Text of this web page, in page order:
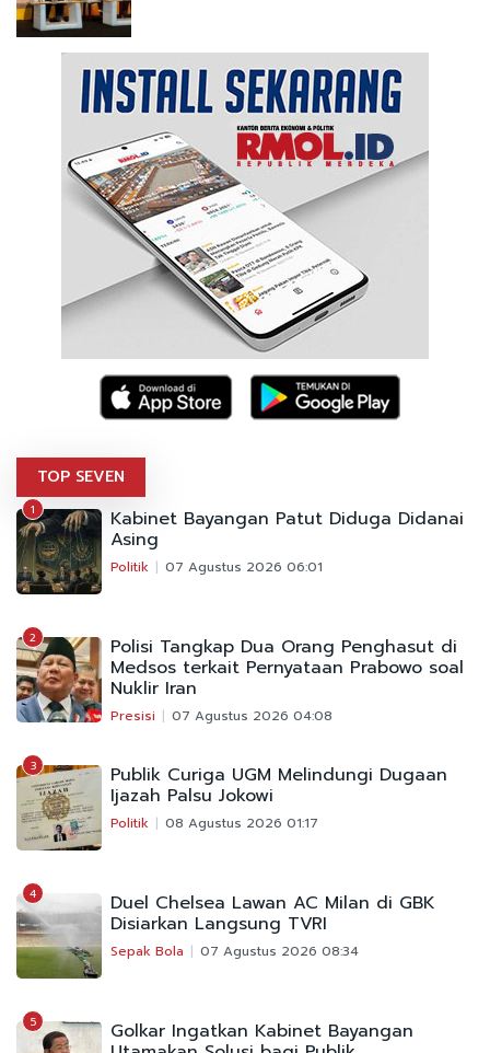
TOP SEVEN
1 Kabinet Bayangan Patut Diduga Didanai
Asing
Politik 07 Agustus 2026 06:01
2 Polisi Tangkap Dua Orang Penghasut di
Medsos terkait Pernyataan Prabowo soal
Nuklir Iran
Presisi 07 Agustus 2026 04:08
3 Publik Curiga UGM Melindungi Dugaan
Ijazah Palsu Jokowi
Politik 08 Agustus 2026 01:17
4 Duel Chelsea Lawan AC Milan di GBK
Disiarkan Langsung TVRI
Sepak Bola 07 Agustus 2026 08:34
5 Golkar Ingatkan Kabinet Bayangan